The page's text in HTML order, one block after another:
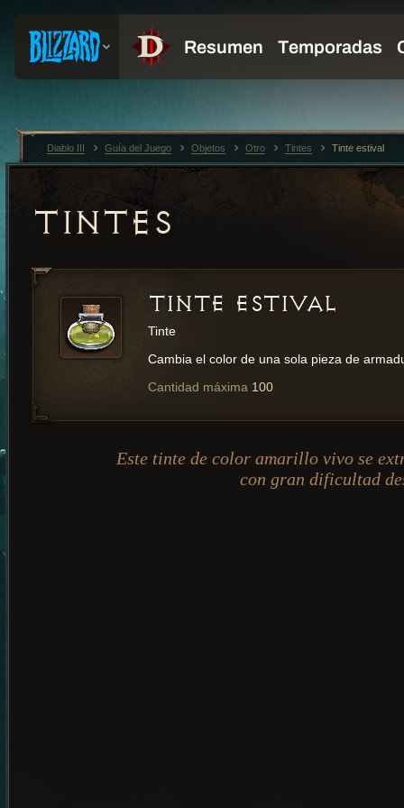
TINTES
TINTE ESTIVAL
Tinte
Cambia el color de una sola pieza de
Cantidad máxima 100
Este tinte de color amarillo vivo se
con gran dificultad
Diablo III Guía del Juego Objetos Otro Tintes Tinte estival